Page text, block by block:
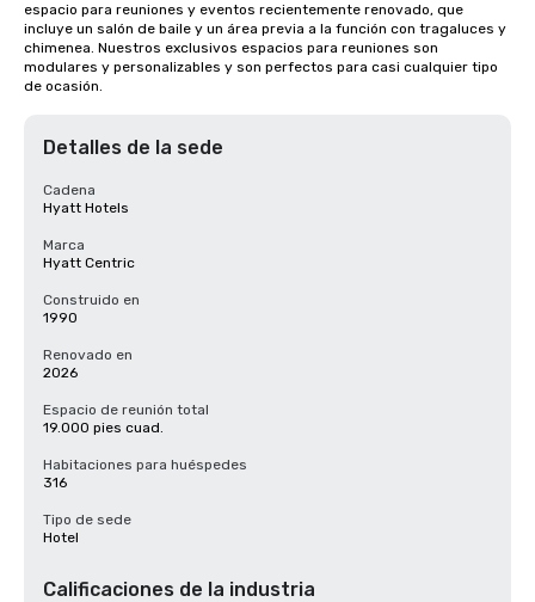
espacio para reuniones y eventos recientemente renovado, que
incluye un salón de baile y un área previa a la función con tragaluces y
chimenea. Nuestros exclusivos espacios para reuniones son
modulares y personalizables y son perfectos para casi cualquier tipo
de ocasión.
Detalles de la sede
Cadena
Hyatt Hotels
Marca
Hyatt Centric
Construido en
1990
Renovado en
2026
Espacio de reunión total
19.000 pies cuad.
Habitaciones para huéspedes
316
Tipo de sede
Hotel
Calificaciones de la industria